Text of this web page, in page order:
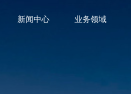
新闻中心 业务领域